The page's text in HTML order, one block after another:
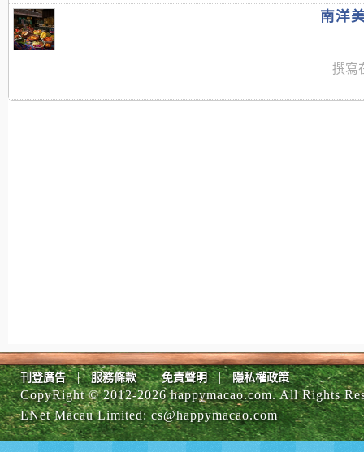
南洋
撰寫
刊登廣告 | 服務條款 | 免責聲明 | 隱私權政策
CopyRight © 2012-2026 happymacao.com. All Rights
ENet Macau Limited:cs@happymacao.com